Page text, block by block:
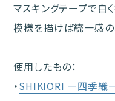
マスキングテープで白
模様を描けば統一感の
使用したもの：
・SHIKIORI ―四季織